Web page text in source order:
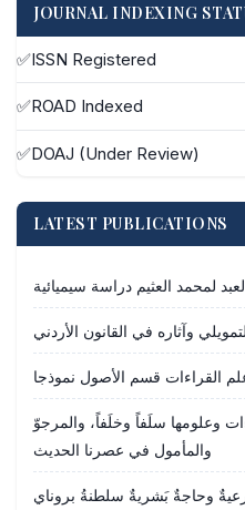
JOURNAL INDEXING
✅ISSN Registered
✅ROAD Indexed
✅DOAJ (Under Review)
LATEST PUBLICATIONS
لمحمد العثيم دراسة سيميائية
وآثاره في القانون الأردني
القراءات قسم الأصول نموذجا
وعلومها سلَفاً وخلَفاً، والمرجوّ
والمأمول في عصرنا الحديث
وحاجةٌ بَشريةٌ سلطنةُ بروناي